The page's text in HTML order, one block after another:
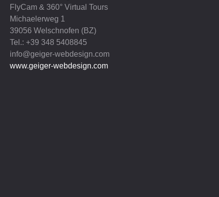
FlyCam & 360° Virtual Tours
Michaelerweg 1
39056 Welschnofen (BZ)
Tel.: +39 348 5408845
info@geiger-webdesign.com
www.geiger-webdesign.com